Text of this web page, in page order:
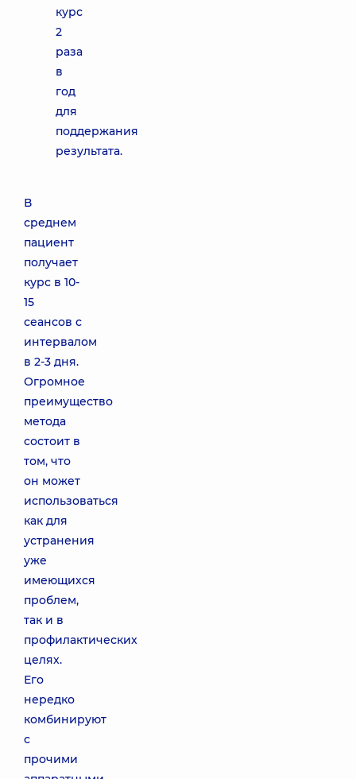
курс
2
раза
в
год
для
поддержания
результата.
В
среднем
пациент
получает
курс в 10-
15
сеансов с
интервалом
в 2-3 дня.
Огромное
преимущество
метода
состоит в
том, что
он может
использоваться
как для
устранения
уже
имеющихся
проблем,
так и в
профилактических
целях.
Его
нередко
комбинируют
с
прочими